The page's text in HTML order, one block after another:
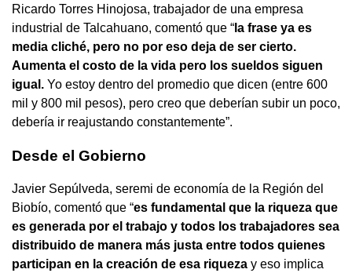
Ricardo Torres Hinojosa, trabajador de una empresa
industrial de Talcahuano, comentó que “ la frase ya es
media cliché, pero no por eso deja de ser cierto.
Aumenta el costo de la vida pero los sueldos siguen
igual. Yo estoy dentro del promedio que dicen (entre 600
mil y 800 mil pesos), pero creo que deberían subir un poco,
debería ir reajustando constantemente”.
Desde el Gobierno
Javier Sepúlveda, seremi de economía de la Región del
Biobío, comentó que “es fundamental que la riqueza que
es generada por el trabajo y todos los trabajadores sea
distribuido de manera más justa entre todos quienes
participan en la creación de esa riqueza y eso implica